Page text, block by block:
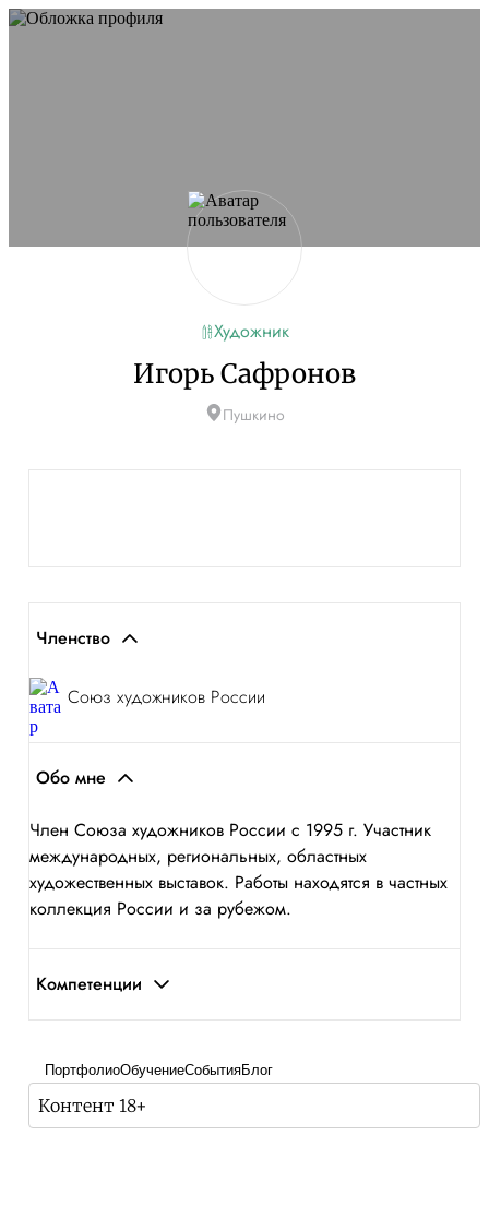
Художник
Игорь Сафронов
Пушкино
Членство
Союз художников России
Обо мне
Член Союза художников России с 1995 г. Участник
международных, региональных, областных
художественных выставок. Работы находятся в частных
коллекция России и за рубежом.
Компетенции
ПортфолиоОбучениеСобытияБлог
Контент 18+